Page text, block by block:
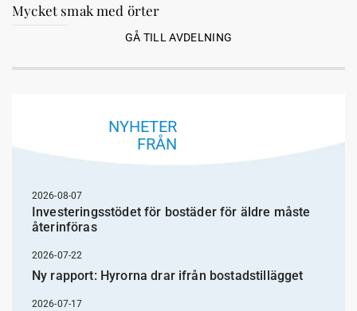
Mycket smak med örter
GÅ TILL AVDELNING
NYHETER
FRÅN
2026-08-07
Investeringsstödet för bostäder för äldre måste
återinföras
2026-07-22
Ny rapport: Hyrorna drar ifrån bostadstillägget
2026-07-17